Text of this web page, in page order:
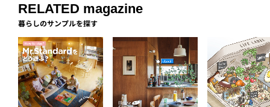
RELATED magazine
暮らしのサンプルを探す